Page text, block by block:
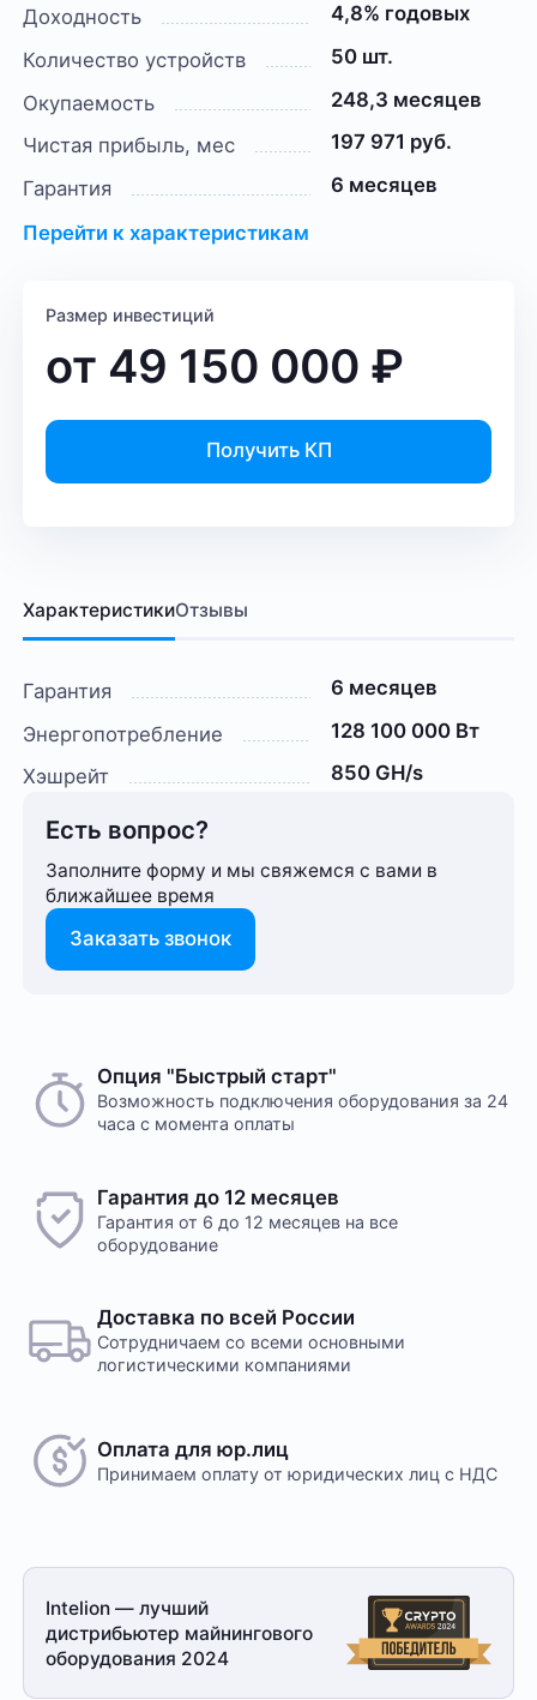
Доходность
4,8% годовых
Количество устройств
50 шт.
Окупаемость
248,3 месяцев
Чистая прибыль, мес
197 971 руб.
Гарантия
6 месяцев
Перейти к характеристикам
Размер инвестиций
от 49 150 000 ₽
Получить КП
ХарактеристикиОтзывы
Гарантия
6 месяцев
Энергопотребление
128 100 000 Вт
Хэшрейт
850 GH/s
Есть вопрос?
Заполните форму и мы свяжемся с вами в
ближайшее время
Заказать звонок
Опция "Быстрый старт"
Возможность подключения оборудования за 24
часа с момента оплаты
Гарантия до 12 месяцев
Гарантия от 6 до 12 месяцев на все
оборудование
Доставка по всей России
Сотрудничаем со всеми основными
логистическими компаниями
Оплата для юр.лиц
Принимаем оплату от юридических лиц с НДС
Intelion — лучший
дистрибьютер майнингового
оборудования 2024